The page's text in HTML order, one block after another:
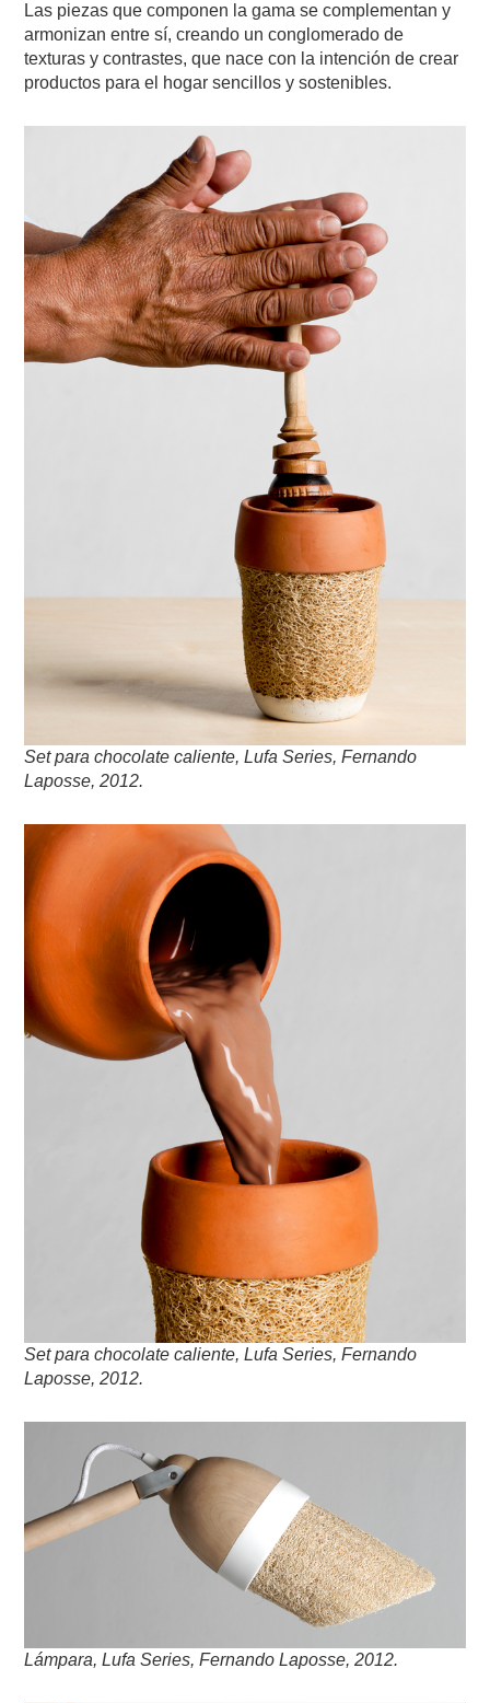
Las piezas que componen la gama se complementan y
armonizan entre sí, creando un conglomerado de
texturas y contrastes, que nace con la intención de crear
productos para el hogar sencillos y sostenibles.
Set para chocolate caliente, Lufa Series, Fernando
Laposse, 2012.
Set para chocolate caliente, Lufa Series, Fernando
Laposse, 2012.
Lámpara, Lufa Series, Fernando Laposse, 2012.